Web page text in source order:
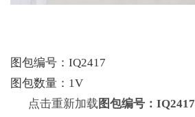
图包编号：IQ2417
图包数量：1V
点击重新加载 图包编号：IQ2417